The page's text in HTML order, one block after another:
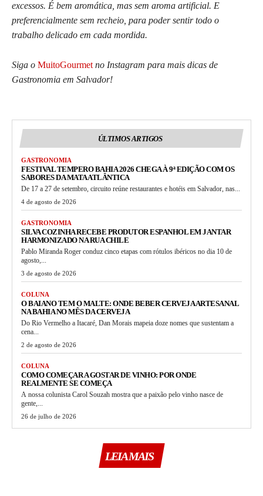
excessos. É bem aromática, mas sem aroma artificial. E
preferencialmente sem recheio, para poder sentir todo o
trabalho delicado em cada mordida.
Siga o MuitoGourmetno Instagram para mais dicas de
Gastronomia em Salvador!
ÚLTIMOS ARTIGOS
GASTRONOMIA
FESTIVAL TEMPERO BAHIA 2026 CHEGA À 9ª EDIÇÃO COM OS
SABORES DA MATA ATLÂNTICA
De 17 a 27 de setembro, circuito reúne restaurantes e hotéis em Salvador, nas...
4 de agosto de 2026
GASTRONOMIA
SILVA COZINHA RECEBE PRODUTOR ESPANHOL EM JANTAR
HARMONIZADO NA RUA CHILE
Pablo Miranda Roger conduz cinco etapas com rótulos ibéricos no dia 10 de
agosto,...
3 de agosto de 2026
COLUNA
O BAIANO TEM O MALTE: ONDE BEBER CERVEJA ARTESANAL
NA BAHIA NO MÊS DA CERVEJA
Do Rio Vermelho a Itacaré, Dan Morais mapeia doze nomes que sustentam a
cena...
2 de agosto de 2026
COLUNA
COMO COMEÇAR A GOSTAR DE VINHO: POR ONDE
REALMENTE SE COMEÇA
A nossa colunista Carol Souzah mostra que a paixão pelo vinho nasce de
gente,...
26 de julho de 2026
LEIA MAIS